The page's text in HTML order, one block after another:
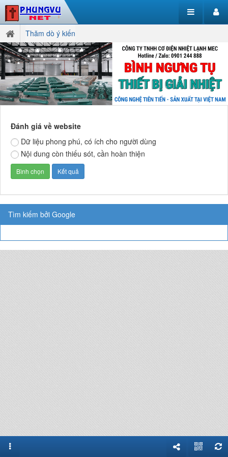
Thăm dò ý kiến
Đánh giá về website
Dữ liệu phong phú, có ích cho người dùng
Nội dung còn thiếu sót, cần hoàn thiện
Tìm kiếm bởi Google